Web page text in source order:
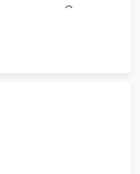
Очистка
лака для